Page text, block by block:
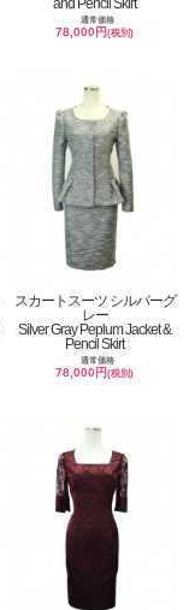
通常価格
78,000円(税別)
スカートスーツ シルバーグ
レー
Silver Gray Peplum Jacket &
Pencil Skirt
通常価格
78,000円(税別)